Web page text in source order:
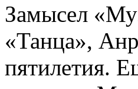
Замысел
«Танца»,
пятилетия.